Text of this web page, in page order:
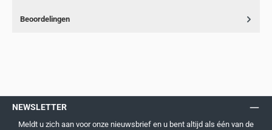
Beoordelingen
NEWSLETTER
Meldt u zich aan voor onze nieuwsbrief en u bent altijd als één van de